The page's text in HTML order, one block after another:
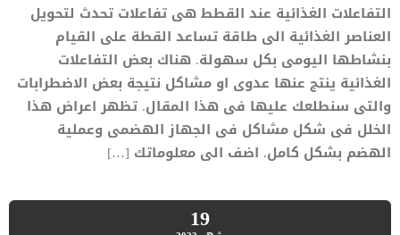
التفاعلات الغذائية عند القطط هى تفاعلات تحدث لتحويل
العناصر الغذائية الى طاقة تساعد القطة على القيام
بنشاطها اليومى بكل سهولة. هناك بعض التفاعلات
الغذائية ينتج عنها عدوى او مشاكل نتيجة بعض الاضطرابات
والتى سنطلعك عليها فى هذا المقال. تظهر اعراض هذا
الخلل فى شكل مشاكل فى الجهاز الهضمى وعملية
الهضم بشكل كامل. اضف الى معلوماتك […]
19